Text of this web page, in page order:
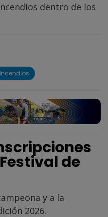
dentro de los
Incendios
de
y a la
2026.